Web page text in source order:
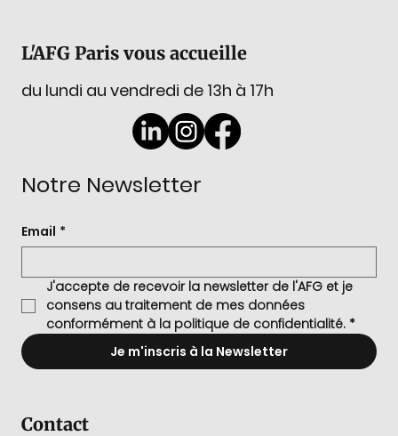
L'AFG Paris vous accueille
du lundi au vendredi de 13h à 17h
Notre Newsletter
Email *
J'accepte de recevoir la newsletter de l'AFG et je
consens au traitement de mes données
conformément à la politique de confidentialité. *
Je m'inscris à la Newsletter
Contact